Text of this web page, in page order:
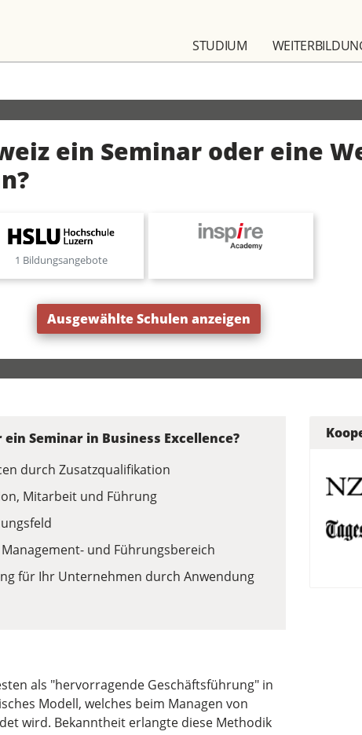
STUDIUM
ein Seminar oder eine
1 Bildungsangebote
Ausgewählte Schulen anzeigen
Seminar in Business Excellence?
durch Zusatzqualifikation
Mitarbeit und Führung
und Führungsbereich
für Ihr Unternehmen durch Anwendung
als "hervorragende Geschäftsführung" in
Modell, welches beim Managen von
wird. Bekanntheit erlangte diese Methodik